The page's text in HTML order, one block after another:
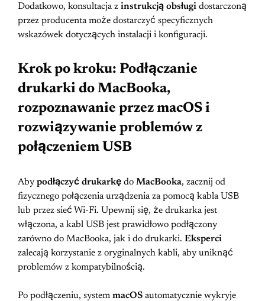
Dodatkowo, konsultacja z instrukcją obsługi dostarczoną
przez producenta może dostarczyć specyficznych
wskazówek dotyczących instalacji i konfiguracji.
Krok po kroku: Podłączanie
drukarki do MacBooka,
rozpoznawanie przez macOS i
rozwiązywanie problemów z
połączeniem USB
Aby podłączyć drukarkę do MacBooka, zacznij od
fizycznego połączenia urządzenia za pomocą kabla USB
lub przez sieć Wi-Fi. Upewnij się, że drukarka jest
włączona, a kabl USB jest prawidłowo podłączony
zarówno do MacBooka, jak i do drukarki. Eksperci
zalecają korzystanie z oryginalnych kabli, aby uniknąć
problemów z kompatybilnością.
Po podłączeniu, system macOS automatycznie wykryje